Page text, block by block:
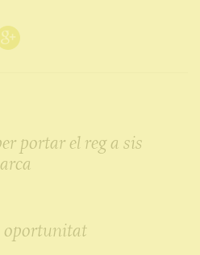
portar el reg a sis
oportunitat